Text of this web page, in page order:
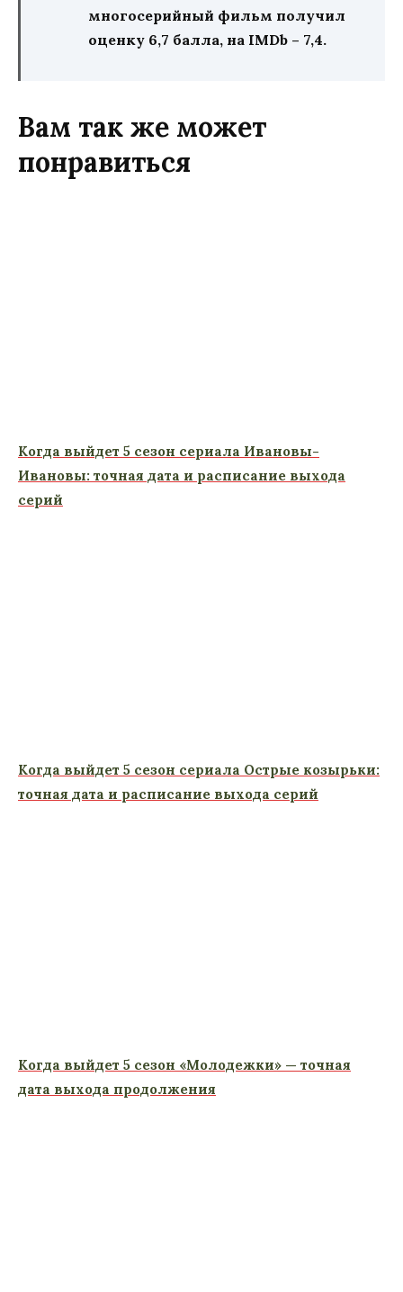
многосерийный фильм получил
оценку 6,7 балла, на IMDb – 7,4.
Вам так же может
понравиться
Когда выйдет 5 сезон сериала Ивановы-
Ивановы: точная дата и расписание выхода
серий
Когда выйдет 5 сезон сериала Острые козырьки:
точная дата и расписание выхода серий
Когда выйдет 5 сезон «Молодежки» — точная
дата выхода продолжения